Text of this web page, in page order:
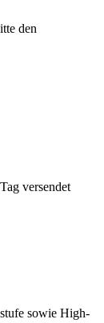
den
versendet
sowie High-